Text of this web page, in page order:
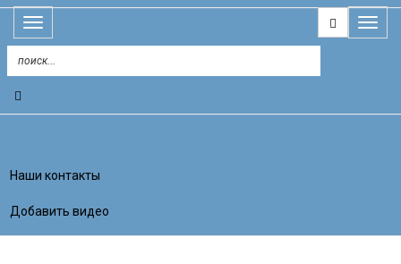
Открыть
меню
меню
Наши контакты
Добавить видео